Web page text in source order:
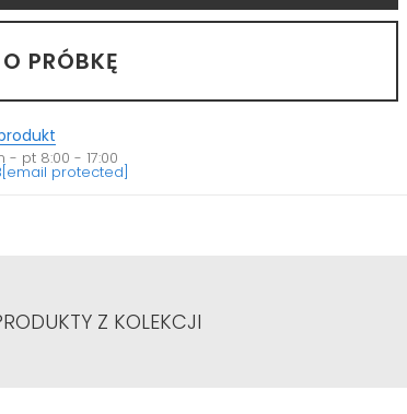
PRÓBKĘ
- pt 8:00 - 17:00
[email protected]
Z KOLEKCJI